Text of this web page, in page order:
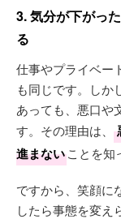
3. 気分が下がっ
る
仕事やプライベー
も同じです。しか
あっても、悪口や
す。その理由は、
進まないことを知
ですから、笑顔に
したら事態を変え